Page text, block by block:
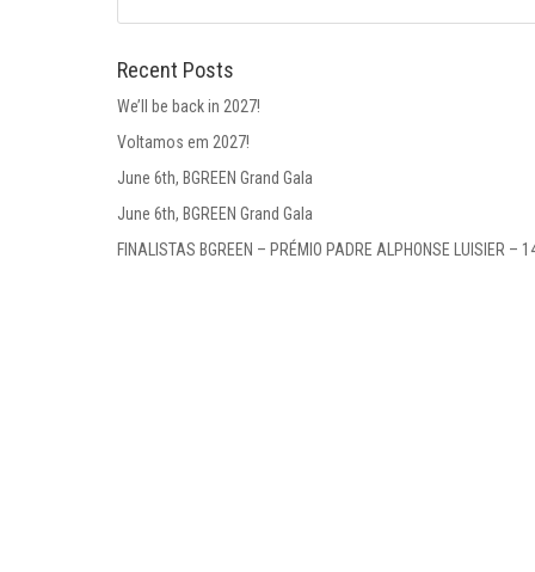
Recent Posts
We’ll be back in 2027!
Voltamos em 2027!
June 6th, BGREEN Grand Gala
June 6th, BGREEN Grand Gala
FINALISTAS BGREEN – PRÉMIO PADRE ALPHONSE LUISIER –